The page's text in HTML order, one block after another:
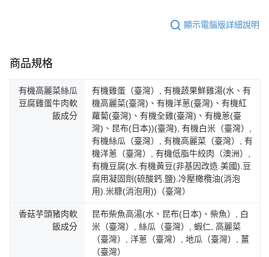
顯示電腦版詳細說明
商品規格
有機高麗菜絲瓜
豆腐雞蛋牛肉軟
飯成分
有機雞蛋（臺灣）, 有機蔬果鮮雞湯(水、有
機高麗菜(臺灣)、有機洋蔥(臺灣)、有機紅
蘿蔔(臺灣)、有機全雞(臺灣)、有機蔥(臺
灣)、昆布(日本))(臺灣), 有機白米（臺灣）,
有機絲瓜（臺灣）, 有機高麗菜（臺灣）, 有
機洋蔥（臺灣）, 有機低脂牛絞肉（澳洲）,
有機豆腐(水.有機黃豆(非基因改造.美國).豆
腐用凝固劑(硫酸鈣.鹽).冷壓橄欖油(消泡
用).米糠(消泡用))（臺灣）
香菇芋頭豬肉軟
飯成分
昆布柴魚高湯(水、昆布(日本)、柴魚）, 白
米（臺灣）, 絲瓜（臺灣）, 蝦仁, 高麗菜
（臺灣）, 洋蔥（臺灣）, 地瓜（臺灣）, 薑
（臺灣）